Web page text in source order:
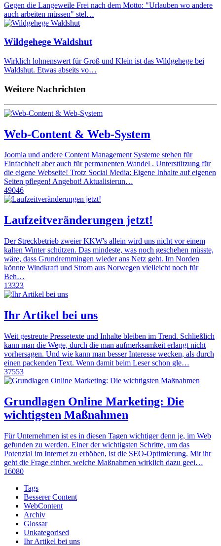
Gegen die Langeweile Frei nach dem Motto: "Urlauben wo andere
auch arbeiten müssen" stel…
Wildgehege Waldshut
Wirklich lohnenswert für Groß und Klein ist das Wildgehege bei
Waldshut. Etwas abseits vo…
Weitere Nachrichten
Web-Content & Web-System
Joomla und andere Content Management Systeme stehen für
Einfachheit aber auch für permanenten Wandel . Unterstützung für
die eigene Webseite! Trotz Social Media: Eigene Inhalte auf eigenen
Seiten pflegen! Angebot! Aktualisierun…
49046
Laufzeitveränderungen jetzt!
Der Streckbetrieb zweier KKW's allein wird uns nicht vor einem
kalten Winter schützen. Das mindeste, was noch geschehen müsste,
wäre, dass Grundremmingen wieder ans Netz geht. Im Norden
könnte Windkraft und Strom aus Norwegen vielleicht noch für
Beh…
13323
Ihr Artikel bei uns
Weit gestreute Pressetexte und Inhalte bleiben im Trend. Schließlich
kann man die Wege, durch die man aufmerksamkeit erlangt nicht
vorhersagen. Und wie kann man besser Interesse wecken, als durch
einen packenden Text. Wenn damit beim Leser schon gle…
37553
Grundlagen Online Marketing: Die
wichtigsten Maßnahmen
Für Unternehmen ist es in diesen Tagen wichtiger denn je, im Web
gefunden zu werden. Einer der wichtigsten Schritte, um das
Potenzial im Internet zu erhöhen, ist die SEO-Optimierung. Mit ihr
geht die Frage einher, welche Maßnahmen wirklich dazu geei…
16080
Tags
Besserer Content
WebContent
Archiv
Glossar
Unkategorised
Ihr Artikel bei uns